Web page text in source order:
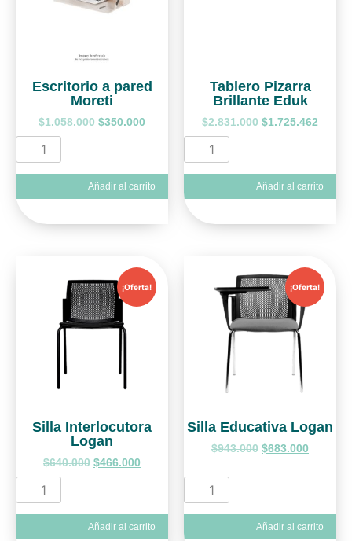
Escritorio a pared
Moreti
$1.058.000 $350.000
Añadir al carrito
Tablero Pizarra
Brillante Eduk
$2.831.000 $1.725.462
Añadir al carrito
¡Oferta!
Silla Interlocutora
Logan
$640.000 $466.000
Añadir al carrito
¡Oferta!
Silla Educativa Logan
$943.000 $683.000
Añadir al carrito